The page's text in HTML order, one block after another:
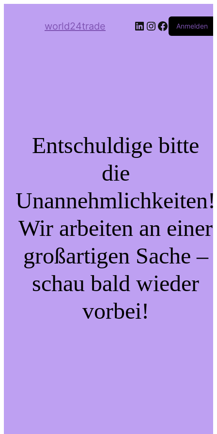
world24trade LinkedIn
Instagram
Facebook
Anmelden
Entschuldige bitte
die
Unannehmlichkeiten!
Wir arbeiten an einer
großartigen Sache –
schau bald wieder
vorbei!